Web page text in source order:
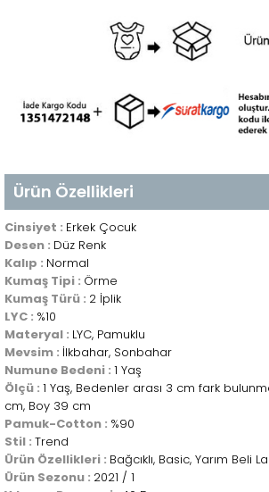
Ürün Özellikleri
Cinsiyet : Erkek Çocuk
Desen : Düz Renk
Kalıp : Normal
Kumaş Tipi : Örme
Kumaş Türü : 2 İplik
LYC : %10
Materyal : LYC, Pamuklu
Mevsim : İlkbahar, Sonbahar
Numune Bedeni : 1 Yaş
Ölçü : 1 Yaş, Bedenler arası 3 cm fark
cm, Boy 39 cm
Pamuk-Cotton : %90
Stil : Trend
Ürün Özellikleri : Bağcıklı, Basic, Yarım Beli
Ürün Sezonu : 2021 / 1